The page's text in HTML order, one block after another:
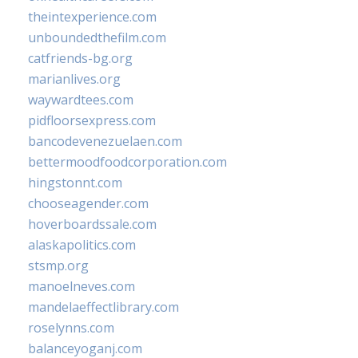
theintexperience.com
unboundedthefilm.com
catfriends-bg.org
marianlives.org
waywardtees.com
pidfloorsexpress.com
bancodevenezuelaen.com
bettermoodfoodcorporation.com
hingstonnt.com
chooseagender.com
hoverboardssale.com
alaskapolitics.com
stsmp.org
manoelneves.com
mandelaeffectlibrary.com
roselynns.com
balanceyoganj.com